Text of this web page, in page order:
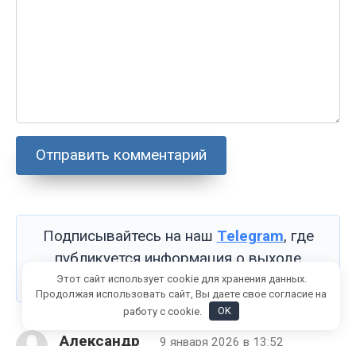
Подписывайтесь на наш Telegram, где
публикуется информация о выходе
обновлений.
Александр 9 января 2026 в 13:52
Этот сайт использует cookie для хранения данных.
Продолжая использовать сайт, Вы даете свое согласие на
работу с cookie.
OK